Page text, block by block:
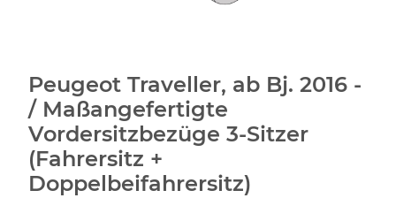
Peugeot Traveller, ab Bj. 2016 -
/ Maßangefertigte
Vordersitzbezüge 3-Sitzer
(Fahrersitz +
Doppelbeifahrersitz)